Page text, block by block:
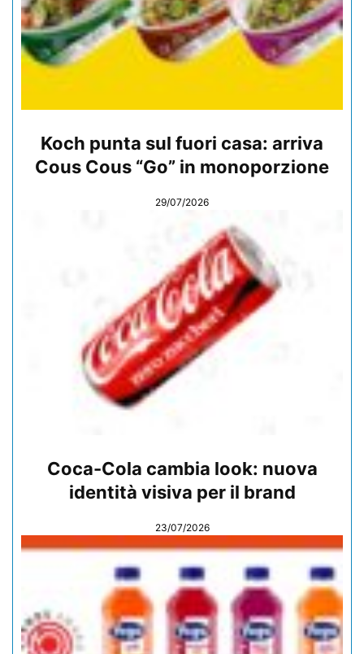
Koch punta sul fuori casa: arriva
Cous Cous “Go” in monoporzione
29/07/2026
Coca-Cola cambia look: nuova
identità visiva per il brand
23/07/2026